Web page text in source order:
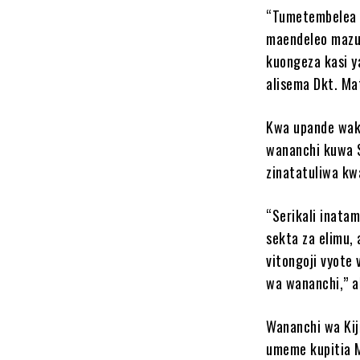
maendeleo
kuongeza kasi
alisema Dkt.
Kwa upande
wananchi
zinatatuliwa
“Serikali
sekta za elimu,
vitongoji vyote
wa wananchi,”
Wananchi wa
umeme kupitia